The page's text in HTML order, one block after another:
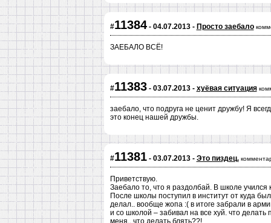
#11384- 04.07.2013 - Просто заебало
ЗАЕБАЛО ВСЁ!
#11383- 03.07.2013 - хуёвая ситуация
заебало, что подруга не ценит дружбу! Я
это конец нашей дружбы.
#11381- 03.07.2013 - Это пиздец.
Приветствую.
Заебало то, что я раздолбай. В школе учился
После школы поступил в институт от куда
делал.. вообще жопа :( в итоге забрали в
и со школой – забивал на все хуй. что делать
меня.. что делать блять??!